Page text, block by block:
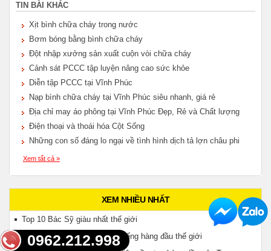
TIN BÀI KHÁC
Xịt bình chữa cháy trong nước
Bơm bóng bằng bình chữa cháy
Đột nhập xưởng sản xuất cuộn vòi chữa cháy
Cảnh sát PCCC tập luyện nâng cao sức khỏe
Diễn tập PCCC tại Vĩnh Phúc
Nạp bình chữa cháy tại Vĩnh Phúc siêu nhanh, giá rẻ
Địa chỉ may áo phông tại Vĩnh Phúc Đẹp, Rẻ và Chất lượng
Điện thoại và thoái hóa Cột Sống
Những con số đáng lo ngại về tình hình dịch tả lợn châu phi
Xem tất cả »
XEM NHIỀU NHẤT
Top 10 Bác Sỹ giàu nhất thế giới
8 thương hiệu Máy May nổi tiếng hàng đầu thế giới
0962.212.998